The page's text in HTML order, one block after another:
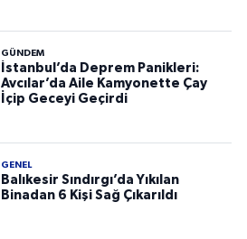
GÜNDEM
İstanbul’da Deprem Panikleri:
Avcılar’da Aile Kamyonette Çay
İçip Geceyi Geçirdi
GENEL
Balıkesir Sındırgı’da Yıkılan
Binadan 6 Kişi Sağ Çıkarıldı